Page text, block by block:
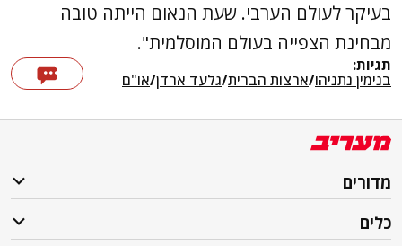
בעיקר לעולם הערבי. שעת הנאום הייתה טובה
מבחינת הצפייה בעולם המוסלמית".
תגיות:
בנימין נתניהו/ארצות הברית/גלעד ארדן/או"ם
מדורים
כלים